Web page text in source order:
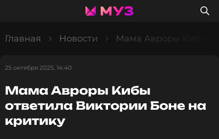
Главная Новости Мама Авроры Кибы
25 октября 2025, 14:40
Мама Авроры Кибы
ответила Виктории Боне на
критику